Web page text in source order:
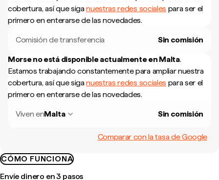
cobertura, así que siganuestras redes sociales para ser el
primero en enterarse de las novedades.
Comisión de transferencia Sin comisión
Morse no está disponible actualmente en Malta.
Estamos trabajando constantemente para ampliar nuestra
cobertura, así que siganuestras redes sociales para ser el
primero en enterarse de las novedades.
Viven enMalta Sin comisión
Comparar con la tasa de Google
CÓMO FUNCIONA
Envíe dinero en 3 pasos